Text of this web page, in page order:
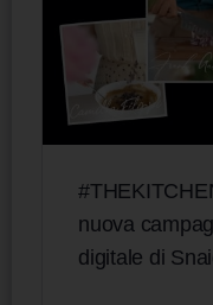
nuova
digitale di